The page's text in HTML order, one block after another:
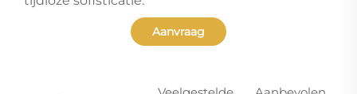
Aanvraag